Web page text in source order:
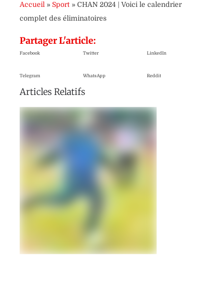
Accueil » Sport » CHAN 2024 | Voici le calendrier
complet des éliminatoires
Partager L'article:
Facebook Twitter LinkedIn
Telegram WhatsApp Reddit
Articles Relatifs